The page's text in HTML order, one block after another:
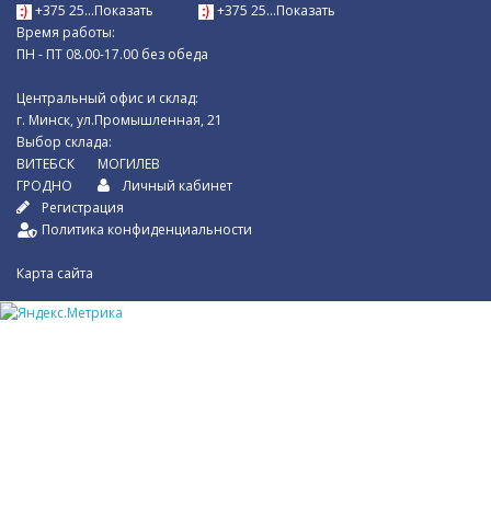
+375 25...Показать
+375 25...Показать
Время работы:
ПН - ПТ 08.00-17.00 без обеда
Центральный офис и склад:
г. Минск, ул.Промышленная, 21
Выбор склада:
ВИТЕБСК
ГРОДНО
МОГИЛЕВ
Личный кабинет
Регистрация
Политика конфиденциальности
Карта сайта